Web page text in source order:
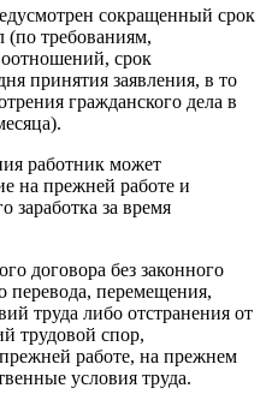
сокращенный срок
(по требованиям,
срок
принятия заявления, в то
гражданского дела в
работник может
на прежней работе и
заработка за время
договора без законного
перевода, перемещения,
труда либо отстранения от
трудовой спор,
работе, на прежнем
условия труда.